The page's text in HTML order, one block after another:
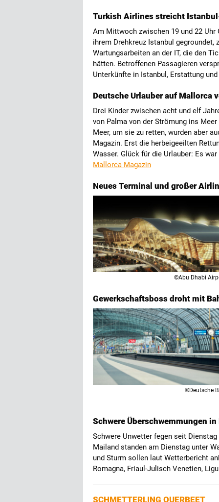
Turkish Airlines streicht
Am Mittwoch zwischen 19 und 22
ihrem Drehkreuz Istanbul gegroundet,
Wartungsarbeiten an der IT, die den
hätten. Betroffenen Passagieren
Unterkünfte in Istanbul, Erstattung
Deutsche Urlauber auf Mallorca
Drei Kinder zwischen acht und elf
von Palma von der Strömung ins
Meer, um sie zu retten, wurden aber
Magazin. Erst die herbeigeeilten
Wasser. Glück für die Urlauber: Es
Mallorca Magazin
Neues Terminal und großer
©Abu Dhabi
Gewerkschaftsboss droht mit
©Deutsche
Schwere Überschwemmungen
Schwere Unwetter fegen seit
Mailand standen am Dienstag unter
und Sturm sollen laut Wetterbericht
Romagna, Friaul-Julisch Venetien,
SCHMETTERLING QUERBEET